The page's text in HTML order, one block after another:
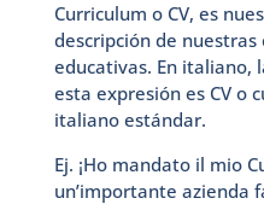
Curriculum o CV, es
descripción de
educativas. En italiano,
esta expresión es CV o
italiano estándar.
Ej. ¡Ho mandato il mio
un’importante azienda